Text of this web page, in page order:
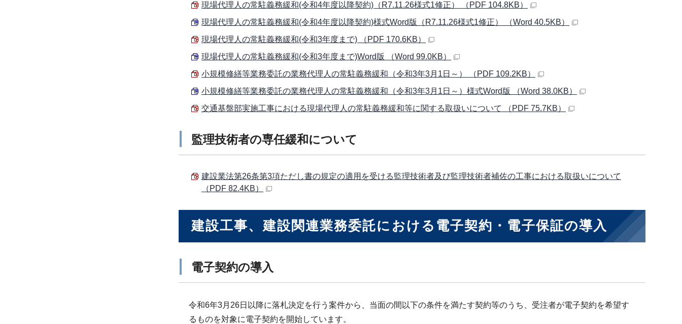
現場代理人の常駐義務緩和(令和4年度以降契約)（R7.11.26様式1修正） （PDF 104.8KB）
現場代理人の常駐義務緩和(令和4年度以降契約)様式Word版（R7.11.26様式1修正） （Word 40.5KB）
現場代理人の常駐義務緩和(令和3年度まで) （PDF 170.6KB）
現場代理人の常駐義務緩和(令和3年度まで)Word版 （Word 99.0KB）
小規模修繕等業務委託の業務代理人の常駐義務緩和（令和3年3月1日～） （PDF 109.2KB）
小規模修繕等業務委託の業務代理人の常駐義務緩和（令和3年3月1日～）様式Word版 （Word 38.0KB）
交通基盤部実施工事における現場代理人の常駐義務緩和等に関する取扱いについて （PDF 75.7KB）
監理技術者の専任緩和について
建設業法第26条第3項ただし書の規定の適用を受ける監理技術者及び監理技術者補佐の工事における取扱いについて
（PDF 82.4KB）
建設工事、建設関連業務委託における電子契約・電子保証の導入
電子契約の導入
令和6年3月26日以降に落札決定を行う案件から、当面の間以下の条件を満たす契約等のうち、受注者が電子契約を希望す
るものを対象に電子契約を開始しています。